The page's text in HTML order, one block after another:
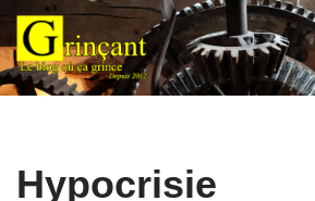
Aller
au
Hypocrisie